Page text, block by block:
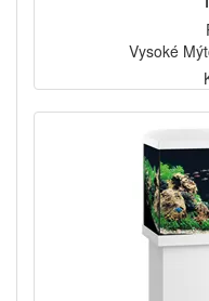
Vysoké